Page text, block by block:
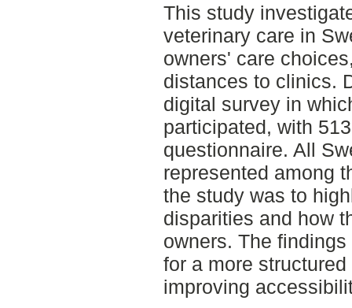
This study
veterinary care in
owners' care
distances to clinics.
digital survey in
participated, with
questionnaire. All
represented among
the study was to
disparities and how
owners. The
for a more
improving